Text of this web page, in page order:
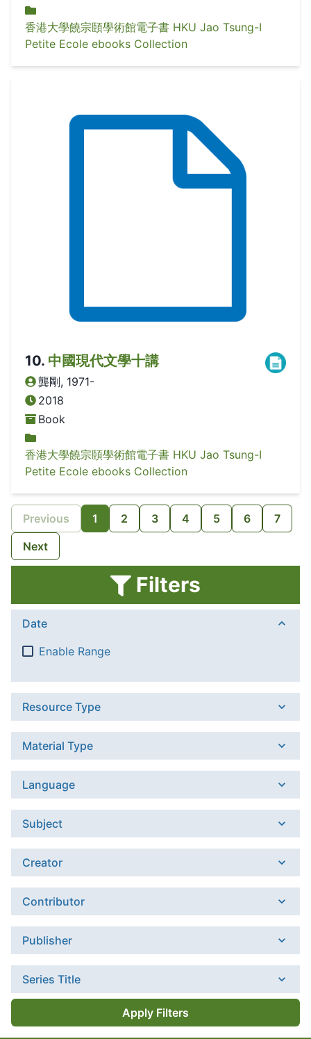
香港大學饒宗頤學術館電子書 HKU Jao Tsung-I
Petite Ecole ebooks Collection
10. 中國現代文學十講
龔剛, 1971-
2018
Book
香港大學饒宗頤學術館電子書 HKU Jao Tsung-I
Petite Ecole ebooks Collection
Previous 1 2 3 4 5 6
7
Next
Filters
Date
Enable Range
Resource Type
Material Type
Language
Subject
Creator
Contributor
Publisher
Series Title
Apply Filters